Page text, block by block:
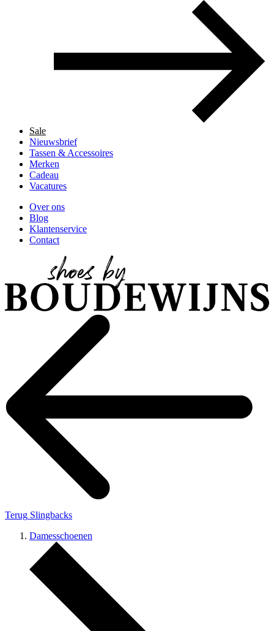
Sale
Nieuwsbrief
Tassen & Accessoires
Merken
Cadeau
Vacatures
Over ons
Blog
Klantenservice
Contact
Terug Slingbacks
Damesschoenen